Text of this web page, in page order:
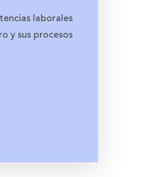
laborales
y sus procesos